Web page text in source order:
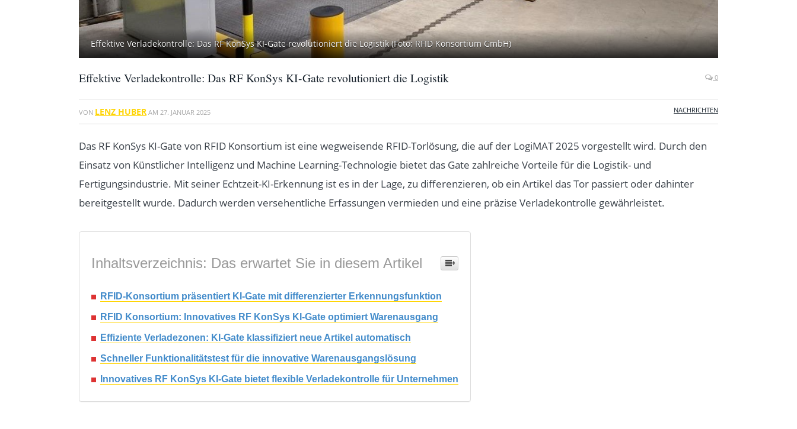
Effektive Verladekontrolle: Das RF KonSys KI-Gate revolutioniert die Logistik (Foto: RFID Konsortium GmbH)
Effektive Verladekontrolle: Das RF KonSys KI-Gate revolutioniert die Logistik 0
VON LENZ HUBER AM 27. JANUAR 2025 NACHRICHTEN
Das RF KonSys KI-Gate von RFID Konsortium ist eine wegweisende RFID-Torlösung, die auf der LogiMAT 2025 vorgestellt wird. Durch den
Einsatz von Künstlicher Intelligenz und Machine Learning-Technologie bietet das Gate zahlreiche Vorteile für die Logistik- und
Fertigungsindustrie. Mit seiner Echtzeit-KI-Erkennung ist es in der Lage, zu differenzieren, ob ein Artikel das Tor passiert oder dahinter
bereitgestellt wurde. Dadurch werden versehentliche Erfassungen vermieden und eine präzise Verladekontrolle gewährleistet.
Inhaltsverzeichnis: Das erwartet Sie in diesem Artikel
RFID-Konsortium präsentiert KI-Gate mit differenzierter Erkennungsfunktion
RFID Konsortium: Innovatives RF KonSys KI-Gate optimiert Warenausgang
Effiziente Verladezonen: KI-Gate klassifiziert neue Artikel automatisch
Schneller Funktionalitätstest für die innovative Warenausgangslösung
Innovatives RF KonSys KI-Gate bietet flexible Verladekontrolle für Unternehmen